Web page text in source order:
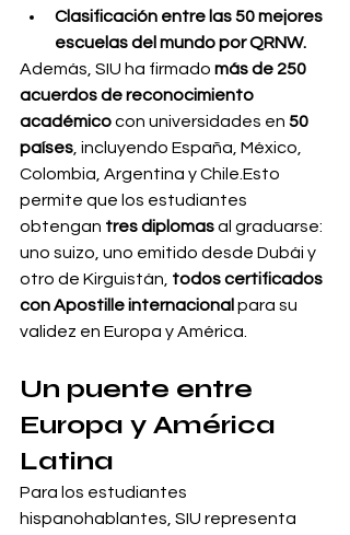
Clasificación entre las 50 mejores
escuelas del mundo por QRNW.
Además, SIU ha firmado más de 250
acuerdos de reconocimiento
académico con universidades en 50
países , incluyendo España, México,
Colombia, Argentina y Chile.Esto
permite que los estudiantes
obtengan tres diplomas al graduarse:
uno suizo, uno emitido desde Dubái y
otro de Kirguistán, todos certificados
con Apostille internacional para su
validez en Europa y América.
Un puente entre
Europa y América
Latina
Para los estudiantes
hispanohablantes, SIU representa